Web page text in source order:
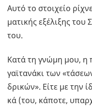
Αυτό το στοι­χείο
μα­τι­κής εξέ­λι­ξης
του.
Κατά τη γνώμη μου, η
γαϊ­τα­νά­κι των
δρι­κών». Είτε με την
κά (του, κά­πο­τε,